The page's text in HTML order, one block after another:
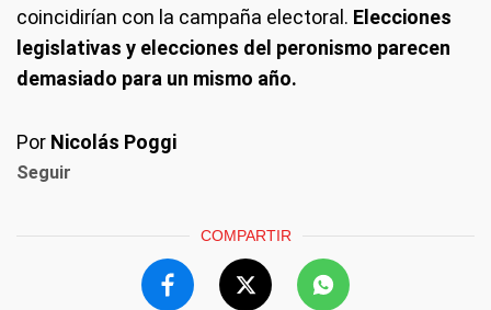
coincidirían con la campaña electoral. Elecciones
legislativas y elecciones del peronismo parecen
demasiado para un mismo año.
Por Nicolás Poggi
Seguir
COMPARTIR